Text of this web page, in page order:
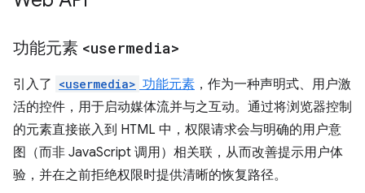
功能元素 <usermedia>
引入了 <usermedia> 功能元素 ，作为一种声明式、用户激
活的控件，用于启动媒体流并与之互动。通过将浏览器控制
的元素直接嵌入到 HTML 中，权限请求会与明确的用户意
图（而非 JavaScript 调用）相关联，从而改善提示用户体
验，并在之前拒绝权限时提供清晰的恢复路径。